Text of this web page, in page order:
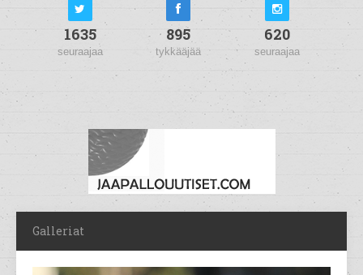
1635
seuraajaa
895
tykkääjää
620
seuraajaa
Galleriat